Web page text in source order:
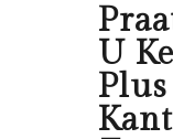
U